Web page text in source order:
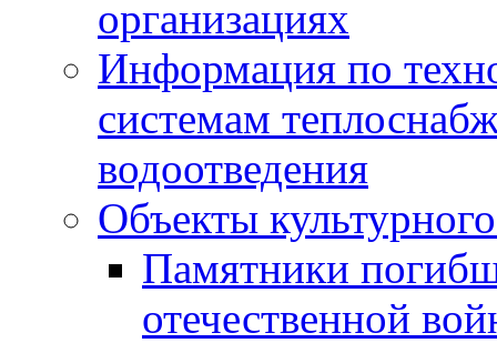
организациях
Информация по
системам
водоотведения
Объекты
Памятники
отечественной